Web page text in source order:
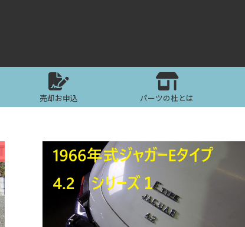
売却お申込 パーツの杜とは